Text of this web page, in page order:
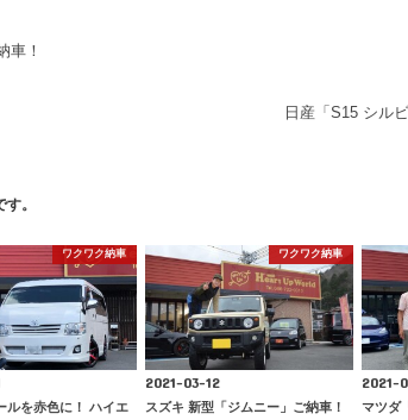
車！
日産「S15 シル
。
ワクワク納車
ルを赤色に！ ハイエ
ワクワク納車
2021-03-12
スズキ 新型「ジムニー」ご納車！
2021-
マツダ